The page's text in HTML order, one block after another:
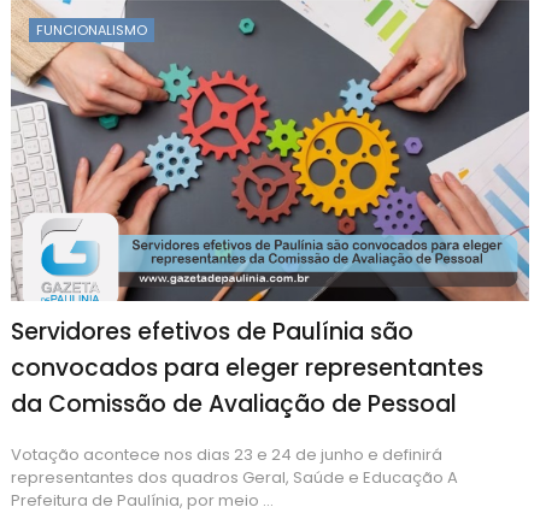
FUNCIONALISMO
Servidores efetivos de Paulínia são
convocados para eleger representantes
da Comissão de Avaliação de Pessoal
Votação acontece nos dias 23 e 24 de junho e definirá
representantes dos quadros Geral, Saúde e Educação A
Prefeitura de Paulínia, por meio ...